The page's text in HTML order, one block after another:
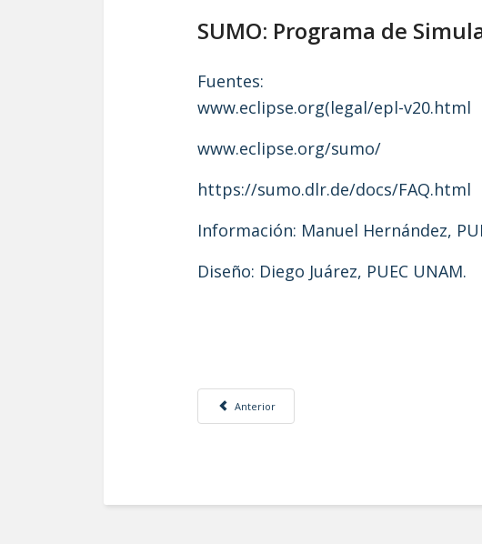
SUMO: Programa de
Fuentes:
www.eclipse.org(legal/epl-v20.html
www.eclipse.org/sumo/
https://sumo.dlr.de/docs/FAQ.html
Información: Manuel Hernández,
Diseño: Diego Juárez, PUEC UNAM.
Artículo anterior: Movilidad cotidiana en la Ciudad de
Anterior